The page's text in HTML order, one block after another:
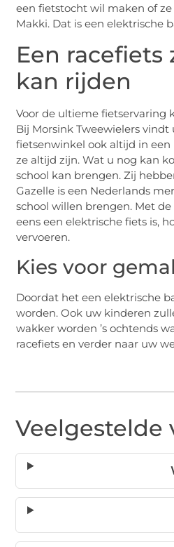
een fietstocht wil maken of
Makki. Dat is een elektrische
Een
kan rijden
Voor de ultieme fietservaring
Bij Morsink Tweewielers
fietsenwinkel ook altijd in
ze altijd zijn. Wat u nog kan
school kan brengen. Zij
Gazelle is een Nederlands
school willen brengen. Met de
eens een elektrische fiets is,
vervoeren.
Kies voor
Doordat het een elektrische
worden. Ook uw kinderen
wakker worden ’s ochtends
racefiets en verder naar uw
Veelgestelde